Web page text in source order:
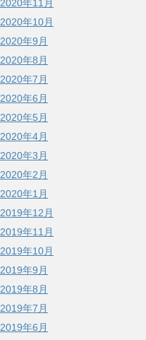
2020年11月
2020年10月
2020年9月
2020年8月
2020年7月
2020年6月
2020年5月
2020年4月
2020年3月
2020年2月
2020年1月
2019年12月
2019年11月
2019年10月
2019年9月
2019年8月
2019年7月
2019年6月